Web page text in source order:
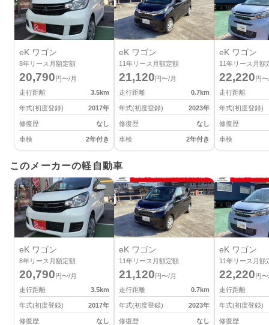
eK ワゴン
8年リース月額定額
20,790円〜/月
走行距離
3.5km
年式(初度登録) 2017年
修復歴 なし
車検 2年付き
eK ワゴン
11年リース月額定額
21,120円〜/月
走行距離
0.7km
年式(初度登録) 2023年
修復歴 なし
車検 2年付き
eK ワゴン
11年リース月額
22,220円
走行距離
年式(初度登録)
修復歴
車検
このメーカーの軽自動車
eK ワゴン
8年リース月額定額
20,790円〜/月
走行距離
3.5km
年式(初度登録) 2017年
修復歴 なし
eK ワゴン
11年リース月額定額
21,120円〜/月
走行距離
0.7km
年式(初度登録) 2023年
修復歴 なし
eK ワゴン
11年リース月額
22,220円
走行距離
年式(初度登録)
修復歴